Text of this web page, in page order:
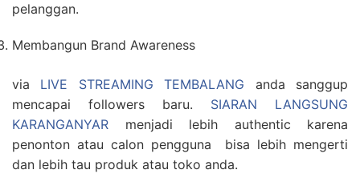
pelanggan.
Membangun Brand Awareness
via LIVE STREAMING TEMBALANG anda sanggup
mencapai followers baru. SIARAN LANGSUNG
KARANGANYAR menjadi lebih authentic karena
penonton atau calon pengguna bisa lebih mengerti
dan lebih tau produk atau toko anda.